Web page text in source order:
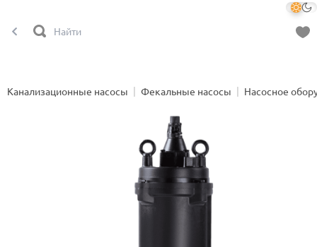
Канализационные насосы Фекальные насосы Насосное